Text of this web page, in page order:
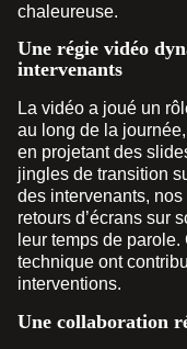
chaleureuse.
Une régie vidéo
intervenants
La vidéo a joué un
au long de la
en projetant des
jingles de transition
des intervenants,
retours d’écrans sur
leur temps de
technique ont
interventions.
Une collaboration